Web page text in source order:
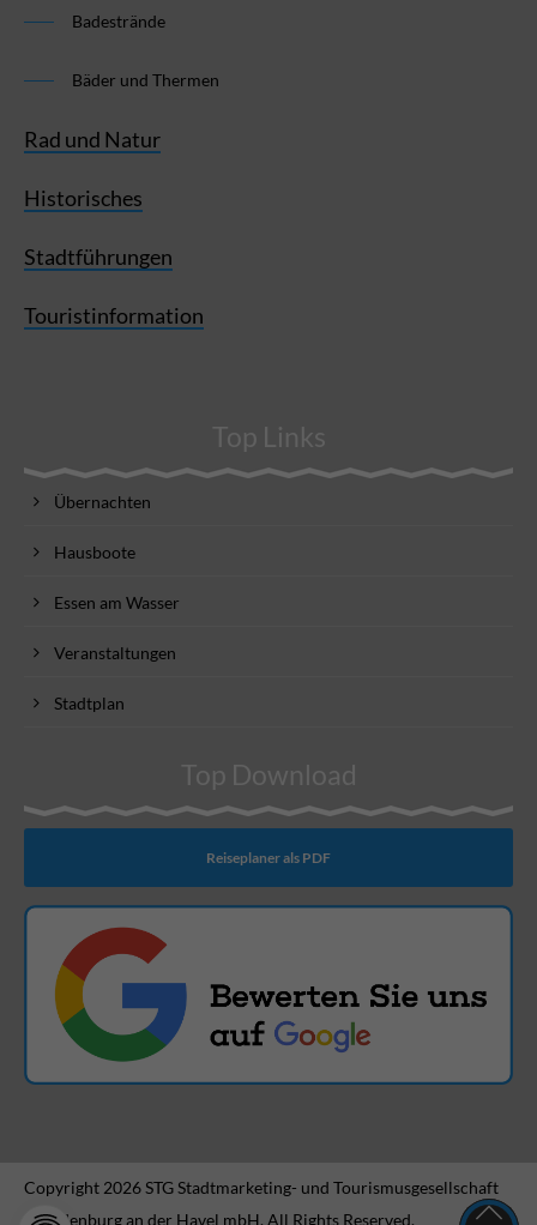
Badestrände
Bäder und Thermen
Rad und Natur
Historisches
Stadtführungen
Touristinformation
Top Links
Übernachten
Hausboote
Essen am Wasser
Veranstaltungen
Stadtplan
Top Download
Reiseplaner als PDF
Copyright 2026 STG Stadtmarketing- und Tourismusgesellschaft
Brandenburg an der Havel mbH. All Rights Reserved.